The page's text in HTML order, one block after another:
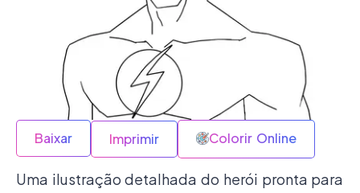
Baixar Imprimir Colorir Online
Uma ilustração detalhada do herói pronta para